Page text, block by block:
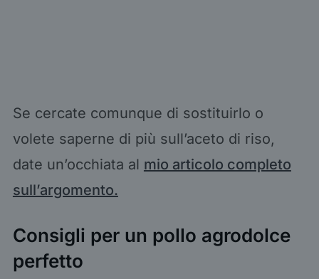
Se cercate comunque di sostituirlo o
volete saperne di più sull’aceto di riso,
date un’occhiata al mio articolo completo
sull’argomento.
Consigli per un pollo agrodolce
perfetto